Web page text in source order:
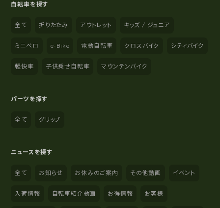
自転車を探す
全て 折りたたみ アウトレット キッズ / ジュニア
ミニベロ e-Bike 電動自転車 クロスバイク シティバイク
軽快車 子供乗せ自転車 マウンテンバイク
パーツを探す
全て グリップ
ニュースを探す
全て お知らせ お休みのご案内 その他動画 イベント
入荷情報 自転車紹介動画 お得情報 お客様